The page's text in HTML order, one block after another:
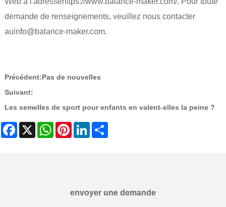
demande de renseignements, veuillez nous contacter
auinfo@balance-maker.com.
Précédent:Pas de nouvelles
Suivant:
Les semelles de sport pour enfants en valent-elles la peine ?
Facebook
X WhatsAppPinterestLinkedIn
envoyer une demande